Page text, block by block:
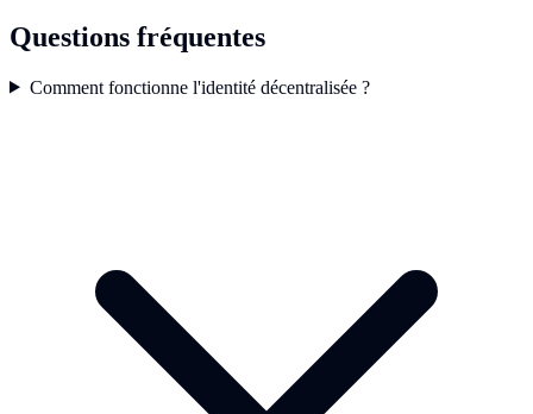
Questions fréquentes
Comment fonctionne l'identité décentralisée ?